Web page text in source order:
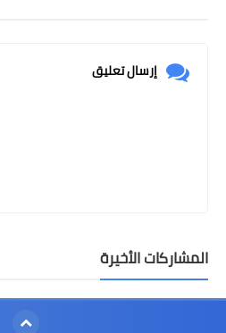
إرسال تعليق
المشاركات الأخيرة